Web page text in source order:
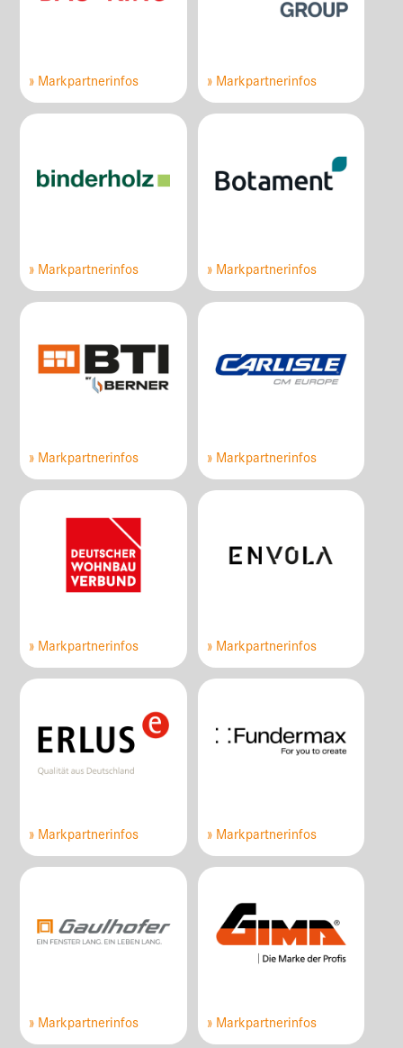
» Markpartnerinfos » Markpartnerinfos
» Markpartnerinfos » Markpartnerinfos
» Markpartnerinfos » Markpartnerinfos
» Markpartnerinfos » Markpartnerinfos
» Markpartnerinfos » Markpartnerinfos
» Markpartnerinfos » Markpartnerinfos